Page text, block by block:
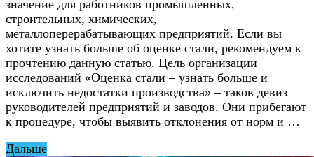
значение для работников промышленных,
строительных, химических,
металлоперерабатывающих предприятий. Если вы
хотите узнать больше об оценке стали, рекомендуем к
прочтению данную статью. Цель организации
исследований «Оценка стали – узнать больше и
исключить недостатки производства» – таков девиз
руководителей предприятий и заводов. Они прибегают
к процедуре, чтобы выявить отклонения от норм и …
Дальше